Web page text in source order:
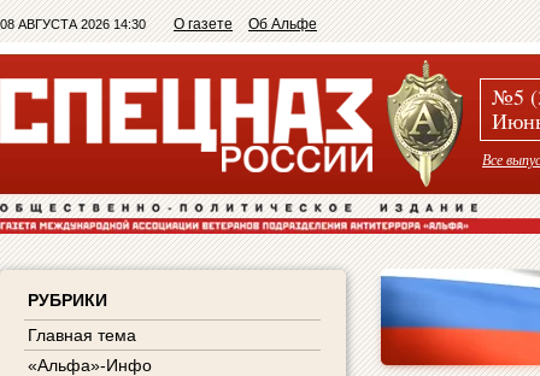
08 АВГУСТА 2026 14:30 О газете Об Альфе
№5
Все
РУБРИКИ
Главная тема
«Альфа»-Инфо